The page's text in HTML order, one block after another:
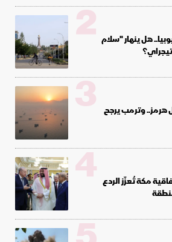
هل ينهار "سلام 2
وترمب يرجح 3
مكة تُعزّز الردع 4